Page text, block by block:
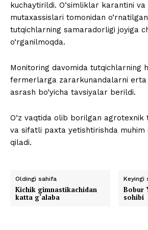
kuchaytirildi. O‘simliklar karantini
mutaxassislari tomonidan
tutqichlarning samaradorligi joyiga
o‘rganilmoqda.
Monitoring davomida tutqichlarning
fermerlarga zararkunandalarni erta
asrash bo‘yicha tavsiyalar berildi.
O‘z vaqtida olib borilgan agrotexnik
va sifatli paxta yetishtirishda muhim
qiladi.
Oldingi sahifa
Kichik gimnastikachidan
katta g‘alaba
Keyingi
Bobur
sohibi